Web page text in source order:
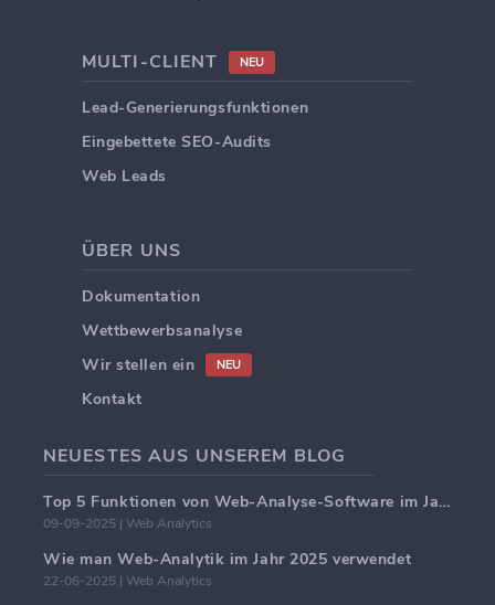
MULTI-CLIENT NEU
Lead-Generierungsfunktionen
Eingebettete SEO-Audits
Web Leads
ÜBER UNS
Dokumentation
Wettbewerbsanalyse
Wir stellen ein
NEU
Kontakt
NEUESTES AUS UNSEREM BLOG
Top 5 Funktionen von Web-Analyse-Software im Jahr 2025
09-09-2025 | Web Analytics
Wie man Web-Analytik im Jahr 2025 verwendet
22-06-2025 | Web Analytics